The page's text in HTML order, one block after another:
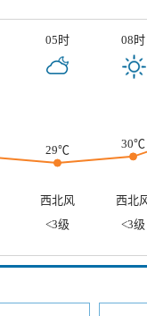
05时 08时
29℃ 30℃
西北风
西北
<3级 <3级